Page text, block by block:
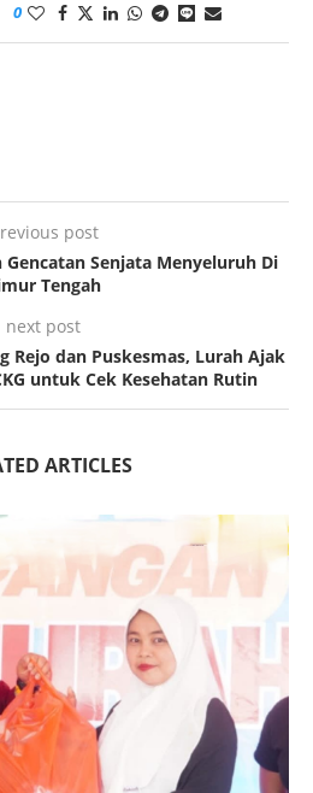
0
post
Senjata Menyeluruh Di
Tengah
next post
Rejo dan Puskesmas, Lurah Ajak
untuk Cek Kesehatan Rutin
ARTICLES